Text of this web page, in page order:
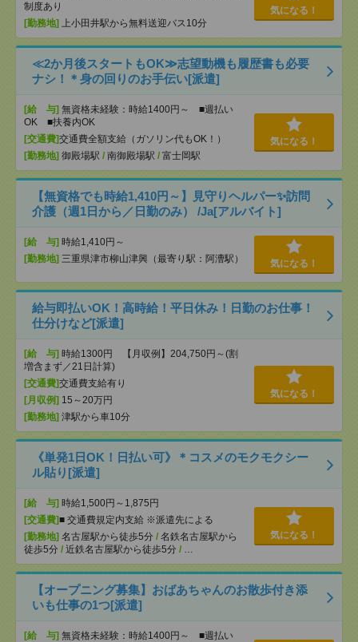
制度あり
[勤務地] 上小田井駅から無料送迎バス10分
気になる！
≪2か月後スタートもOK≫志望動機も履歴書も必要
ナシ！＊身の回りのお手伝い[派遣]
[給 与] 無資格未経験：時給1400円～ ■週払い
OK ■扶養内OK
[交通費]交通費全額支給（ガソリン代もOK！）
[勤務地] 御殿場駅 / 南御殿場駅 / 富士岡駅
気になる！
【無資格でも時給1,410円～】見守りヘルパー✨訪問
介護（週1日から／日勤のみ） /Ja[アルバイト]
[給 与] 時給1,410円～
[勤務地] 三重県津市柳山津興（最寄り駅：阿漕駅） 気になる！
給与即払いOK！高時給！平日休み！日勤のお仕事！
仕分けなど[派遣]
[給 与] 時給1300円 【月収例】204,750円～(割
増含まず／21日計算)
[交通費]交通費支給有り
[月収例] 15～20万円
[勤務地] 津駅から車10分
気になる！
《単発1日OK！日払い可》＊コスメのモクモクシー
ル貼り[派遣]
[給 与] 時給1,500円～1,875円
[交通費]■ 交通費規定内支給 ※派遣先による
[勤務地] 名古屋駅から徒歩5分 / 名鉄名古屋駅から
徒歩5分 / 近鉄名古屋駅から徒歩5分 / …
気になる！
【オープニング募集】おばあちゃんのお散歩付き添
いも仕事の1つ[派遣]
[給 与] 無資格未経験：時給1400円～ ■週払い